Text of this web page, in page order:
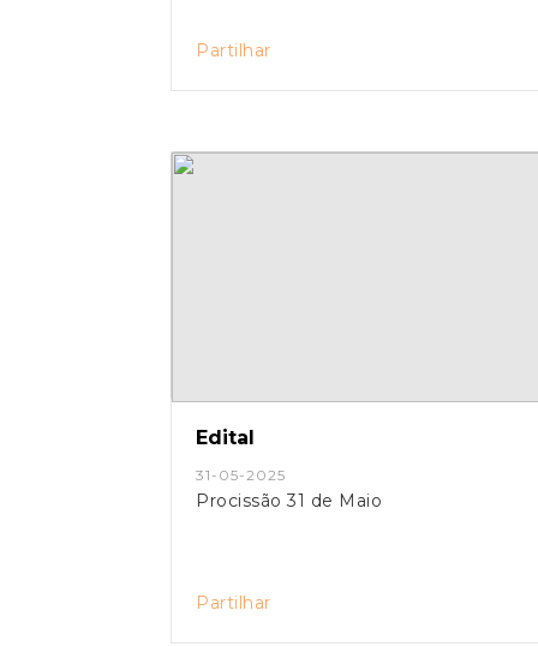
Partilhar
Edital
31-05-2025
Procissão 31 de Maio
Partilhar